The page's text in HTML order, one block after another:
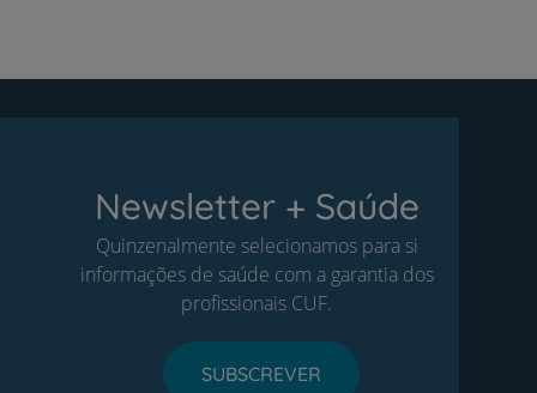
Newsletter + Saúde
Quinzenalmente selecionamos para si
informações de saúde com a garantia dos
profissionais CUF.
SUBSCREVER